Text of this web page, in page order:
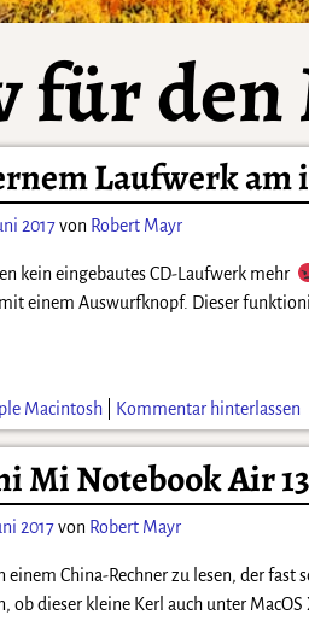
für den
Laufwerk am
2017von Robert Mayr
kein eingebautes CD-Laufwerk mehr
einem Auswurfknopf. Dieser
Macintosh| Kommentar hinterlassen
Mi Notebook Air
2017von Robert Mayr
einem China-Rechner zu lesen, der
ob dieser kleine Kerl auch unter